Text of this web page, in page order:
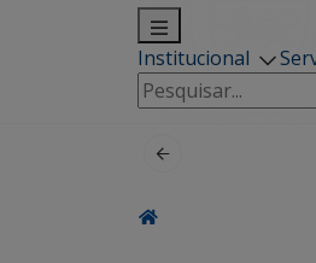
Institucional
Pesquisar
por: